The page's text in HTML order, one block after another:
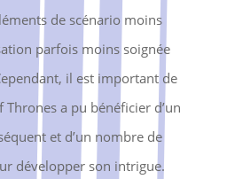
de scénario moins
parfois moins soignée
il est important de
a pu bénéficier d’un
et d’un nombre de
développer son intrigue.